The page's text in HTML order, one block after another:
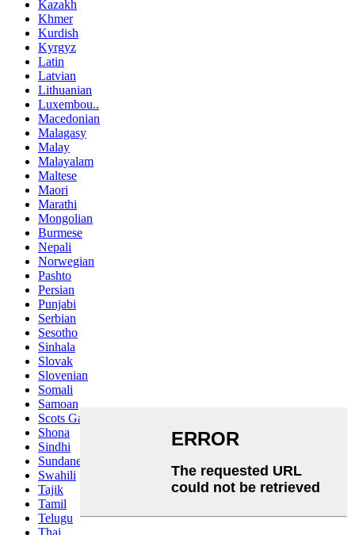
Kazakh
Khmer
Kurdish
Kyrgyz
Latin
Latvian
Lithuanian
Luxembou..
Macedonian
Malagasy
Malay
Malayalam
Maltese
Maori
Marathi
Mongolian
Burmese
Nepali
Norwegian
Pashto
Persian
Punjabi
Serbian
Sesotho
Sinhala
Slovak
Slovenian
Somali
Samoan
Scots Gaelic
Shona
Sindhi
Sundanese
Swahili
Tajik
Tamil
Telugu
Thai